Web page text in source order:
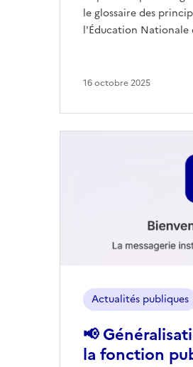
le glossaire des
l'Éducation Nationale
16 octobre 2025
📢
la fonction
Actualités publiques